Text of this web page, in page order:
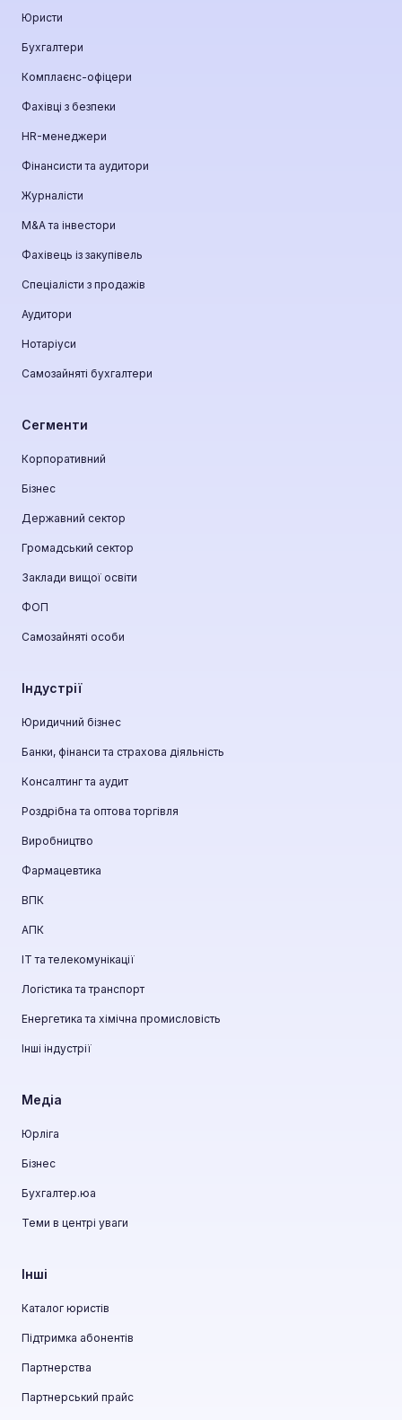
Юристи
Бухгалтери
Комплаєнс-офіцери
Фахівці з безпеки
HR-менеджери
Фінансисти та аудитори
Журналісти
М&A та інвестори
Фахівець із закупівель
Спеціалісти з продажів
Аудитори
Нотаріуси
Самозайняті бухгалтери
Сегменти
Корпоративний
Бізнес
Державний сектор
Громадський сектор
Заклади вищої освіти
ФОП
Самозайняті особи
Індустрії
Юридичний бізнес
Банки, фінанси та страхова діяльність
Консалтинг та аудит
Роздрібна та оптова торгівля
Виробництво
Фармацевтика
ВПК
АПК
ІТ та телекомунікації
Логістика та транспорт
Енергетика та хімічна промисловість
Інші індустрії
Медіа
Юрліга
Бізнес
Бухгалтер.юа
Теми в центрі уваги
Інші
Каталог юристів
Підтримка абонентів
Партнерства
Партнерський прайс